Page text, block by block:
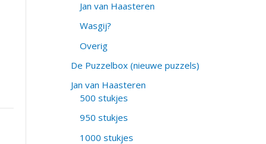
Jan van Haasteren
Wasgij?
Overig
De Puzzelbox (nieuwe puzzels)
Jan van Haasteren
500 stukjes
950 stukjes
1000 stukjes